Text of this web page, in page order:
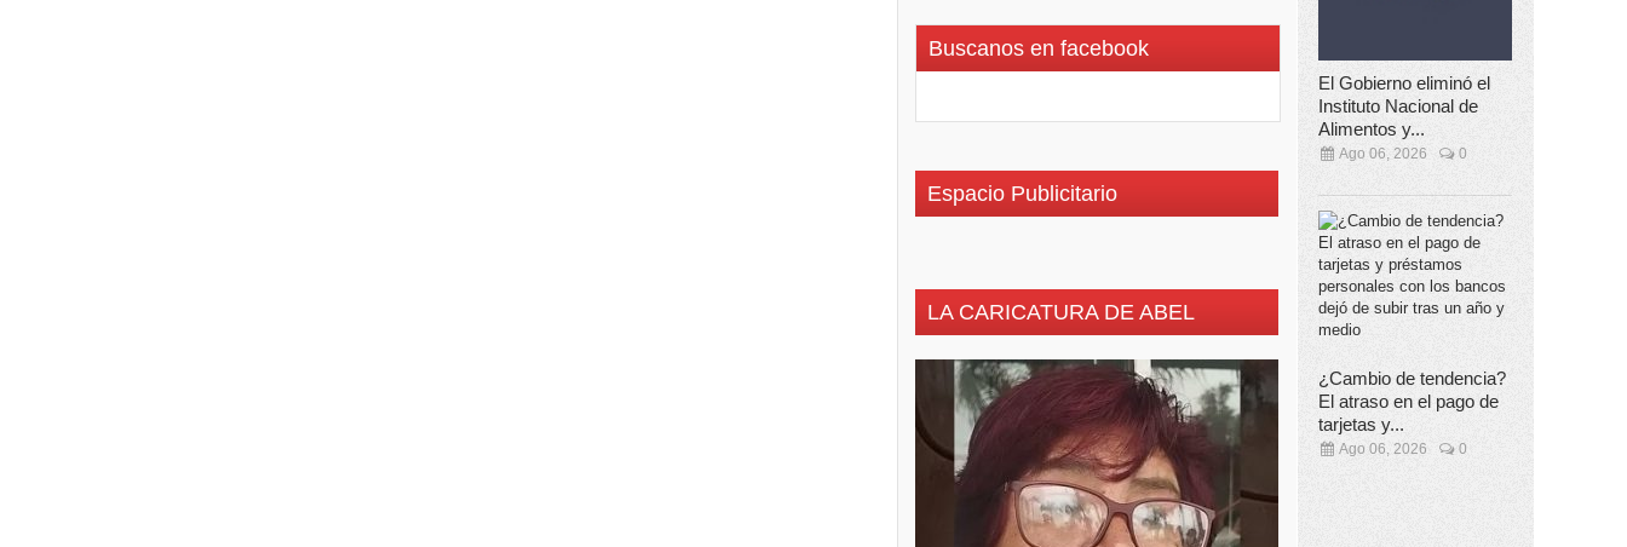
Buscanos en facebook
Espacio Publicitario
LA CARICATURA DE ABEL
El Gobierno eliminó el
Instituto Nacional de
Alimentos y...
Ago 06, 2026 0
¿Cambio de tendencia?
El atraso en el pago de
tarjetas y...
Ago 06, 2026 0